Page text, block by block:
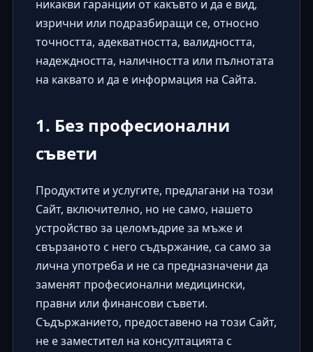
никакви гаранции от какъвто и да е вид,
изрични или подразбиращи се, относно
точността, адекватността, валидността,
надеждността, наличността или пълнотата
на каквато и да е информация на Сайта.
1. Без професионални
съвети
Продуктите и услугите, предлагани на този
Сайт, включително, но не само, нашето
устройство за целомъдрие за мъже и
свързаното с него съдържание, са само за
лична употреба и не са предназначени да
заменят професионални медицински,
правни или финансови съвети.
Съдържанието, предоставено на този Сайт,
не е заместител на консултацията с